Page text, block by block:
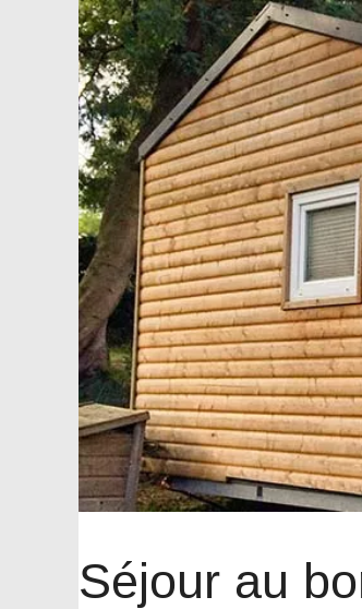
Séjour au